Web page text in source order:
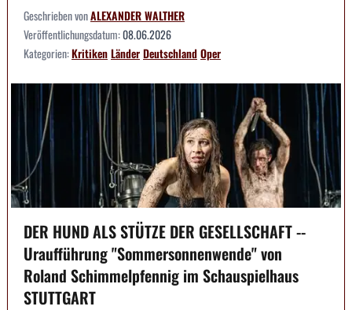
Geschrieben vonALEXANDER WALTHER
Veröffentlichungsdatum:08.06.2026
Kategorien:KritikenLänderDeutschlandOper
DER HUND ALS STÜTZE DER GESELLSCHAFT --
Uraufführung "Sommersonnenwende" von
Roland Schimmelpfennig im Schauspielhaus
STUTTGART